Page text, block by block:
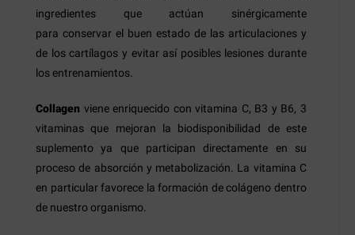
ingredientes que actúan sinérgicamente
para conservar el buen estado de las articulaciones y
de los cartílagos y evitar así posibles lesiones durante
los entrenamientos.
Collagen viene enriquecido con vitamina C, B3 y B6, 3
vitaminas que mejoran la biodisponibilidad de este
suplemento ya que participan directamente en su
proceso de absorción y metabolización. La vitamina C
en particular favorece la formación de colágeno dentro
de nuestro organismo.